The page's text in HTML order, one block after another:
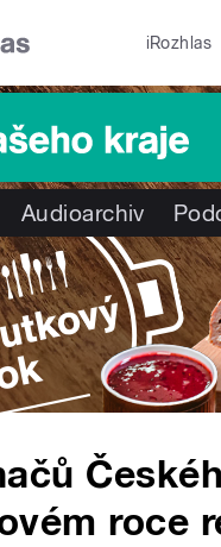
iRozhlas
Audioarchiv
roce